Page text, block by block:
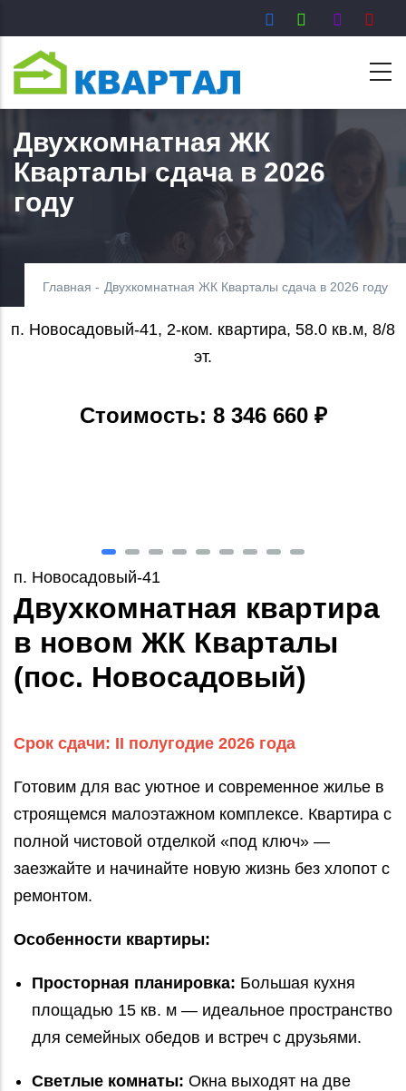
к
основному
содержанию
Двухкомнатная ЖК
Кварталы сдача в 2026
году
Главная - Двухкомнатная ЖК Кварталы сдача в 2026 году
п. Новосадовый-41, 2-ком. квартира, 58.0 кв.м, 8/8
эт.
Стоимость: 8 346 660 ₽
п. Новосадовый-41
Двухкомнатная квартира
в новом ЖК Кварталы
(пос. Новосадовый)
Срок сдачи: II полугодие 2026 года
Готовим для вас уютное и современное жилье в
строящемся малоэтажном комплексе. Квартира с
полной чистовой отделкой «под ключ» —
заезжайте и начинайте новую жизнь без хлопот с
ремонтом.
Особенности квартиры:
Просторная планировка: Большая кухня
площадью 15 кв. м — идеальное пространство
для семейных обедов и встреч с друзьями.
Светлые комнаты: Окна выходят на две